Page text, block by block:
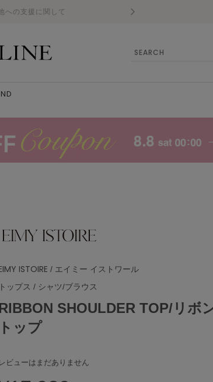
への支援に関して
ISTOIRE / エイミー イストワール
トップス / シャツ/ブラウス
SHOULDER TOP/リボ
トップ
レビューはまだありません